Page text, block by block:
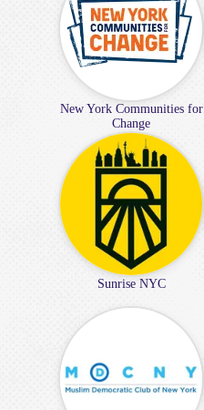
New York Communities for
Change
Sunrise NYC